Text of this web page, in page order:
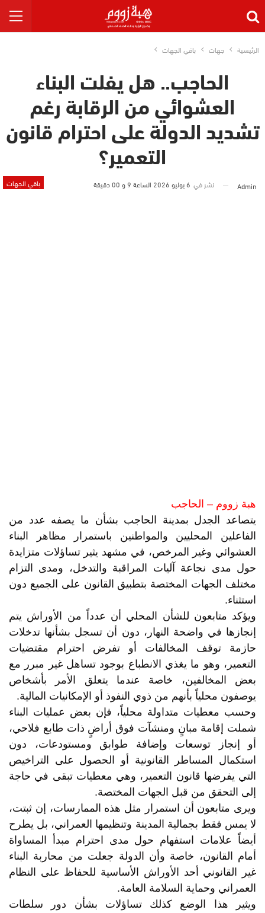
الرئيسية جهات باقي الجهات
الحاجب.. هل يفلت البناء
العشوائي من الرقابة رغم
تشديد الدولة على احترام قانون
التعمير؟
باقي الجهات Admin نشر في 6 يوليو 2026 الساعة 9 و 00 دقيقة
هبة زووم – الحاجب
يتصاعد الجدل بمدينة الحاجب بشأن ما يصفه عدد من
الفاعلين المحليين والمواطنين باستمرار مظاهر البناء
العشوائي وغير المرخص، في مشهد يثير تساؤلات متزايدة
حول مدى نجاعة آليات المراقبة والتدخل، ومدى التزام
مختلف الجهات المختصة بتطبيق القانون على الجميع دون
استثناء.
ويؤكد متابعون للشأن المحلي أن عدداً من الأوراش يتم
إنجازها في واضحة النهار، دون أن تسجل بشأنها تدخلات
حازمة توقف المخالفات أو تفرض احترام مقتضيات
التعمير، وهو ما يغذي الانطباع بوجود تساهل غير مبرر مع
بعض المخالفين، خاصة عندما يتعلق الأمر بأشخاص
يوصفون محلياً بأنهم من ذوي النفوذ أو الإمكانيات المالية.
وحسب معطيات متداولة محلياً، فإن بعض عمليات البناء
شملت إقامة مبانٍ ومنشآت فوق أراضٍ ذات طابع فلاحي،
أو إنجاز توسعات وإضافة طوابق ومستودعات، دون
استكمال المساطر القانونية أو الحصول على التراخيص
التي يفرضها قانون التعمير، وهي معطيات تبقى في حاجة
إلى التحقق من قبل الجهات المختصة.
ويرى متابعون أن استمرار مثل هذه الممارسات، إن ثبتت،
لا يمس فقط بجمالية المدينة وتنظيمها العمراني، بل يطرح
أيضاً علامات استفهام حول مدى احترام مبدأ المساواة
أمام القانون، خاصة وأن الدولة جعلت من محاربة البناء
غير القانوني أحد الأوراش الأساسية للحفاظ على النظام
العمراني وحماية السلامة العامة.
ويثير هذا الوضع كذلك تساؤلات بشأن دور سلطات